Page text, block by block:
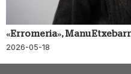
«Erromeria», Manu
2026-05-18